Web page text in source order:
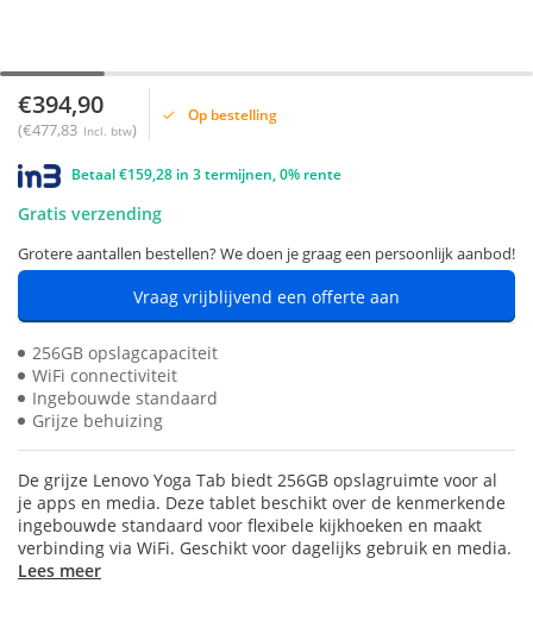
€394,90
(€477,83 Incl. btw)
Op bestelling
Betaal €159,28 in 3 termijnen, 0% rente
Gratis verzending
Grotere aantallen bestellen? We doen je graag een persoonlijk aanbod!
Vraag vrijblijvend een offerte aan
256GB opslagcapaciteit
WiFi connectiviteit
Ingebouwde standaard
Grijze behuizing
De grijze Lenovo Yoga Tab biedt 256GB opslagruimte voor al
je apps en media. Deze tablet beschikt over de kenmerkende
ingebouwde standaard voor flexibele kijkhoeken en maakt
verbinding via WiFi. Geschikt voor dagelijks gebruik en media.
Lees meer